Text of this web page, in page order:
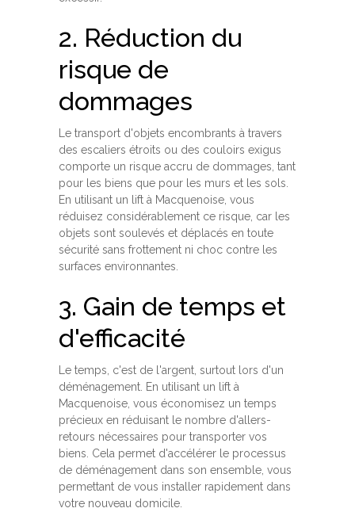
2. Réduction du
risque de
dommages
Le transport d'objets encombrants à travers
des escaliers étroits ou des couloirs exigus
comporte un risque accru de dommages, tant
pour les biens que pour les murs et les sols.
En utilisant un lift à Macquenoise, vous
réduisez considérablement ce risque, car les
objets sont soulevés et déplacés en toute
sécurité sans frottement ni choc contre les
surfaces environnantes.
3. Gain de temps et
d'efficacité
Le temps, c'est de l'argent, surtout lors d'un
déménagement. En utilisant un lift à
Macquenoise, vous économisez un temps
précieux en réduisant le nombre d'allers-
retours nécessaires pour transporter vos
biens. Cela permet d'accélérer le processus
de déménagement dans son ensemble, vous
permettant de vous installer rapidement dans
votre nouveau domicile.